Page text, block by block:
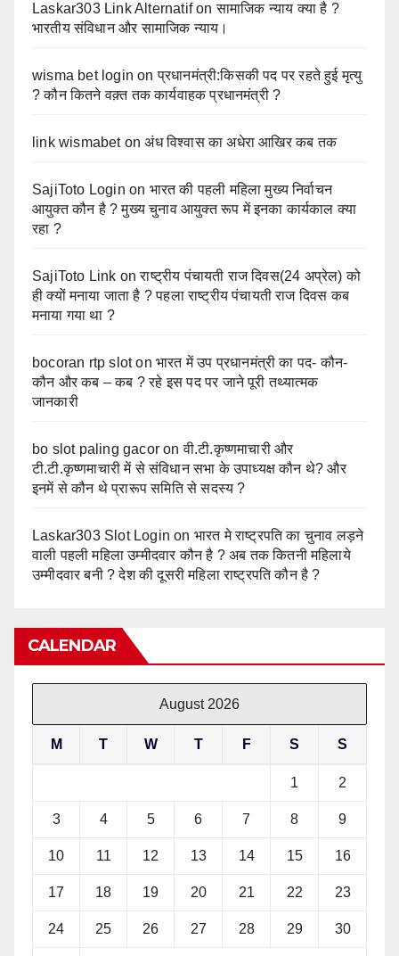
Laskar303 Link Alternatifonसामाजिक न्याय क्या है ?
भारतीय संविधान और सामाजिक न्याय।
wisma bet login onप्रधानमंत्री:किसकी पद पर रहते हुई मृत्यु
? कौन कितने वक़्त तक कार्यवाहक प्रधानमंत्री ?
link wismabetonअंध विश्वास का अधेरा आखिर कब तक
SajiToto Login on भारत की पहली महिला मुख्य निर्वाचन
आयुक्त कौन है ? मुख्य चुनाव आयुक्त रूप में इनका कार्यकाल क्या
रहा ?
SajiToto Link onराष्ट्रीय पंचायती राज दिवस(24 अप्रेल) को
ही क्यों मनाया जाता है ? पहला राष्ट्रीय पंचायती राज दिवस कब
मनाया गया था ?
bocoran rtp slotonभारत में उप प्रधानमंत्री का पद- कौन-
कौन और कब – कब ? रहे इस पद पर जाने पूरी तथ्यात्मक
जानकारी
bo slot paling gacor onवी.टी.कृष्णमाचारी और
टी.टी.कृष्णमाचारी में से संविधान सभा के उपाध्यक्ष कौन थे? और
इनमें से कौन थे प्रारूप समिति से सदस्य ?
Laskar303 Slot Login on भारत मे राष्ट्रपति का चुनाव लड़ने
वाली पहली महिला उम्मीदवार कौन है ? अब तक कितनी महिलाये
उम्मीदवार बनी ? देश की दूसरी महिला राष्ट्रपति कौन है ?
CALENDAR
August 2026
M T W T F S S
1 2
3 4 5 6 7 8 9
10 11 12 13 14 15 16
17 18 19 20 21 22 23
24 25 26 27 28 29 30